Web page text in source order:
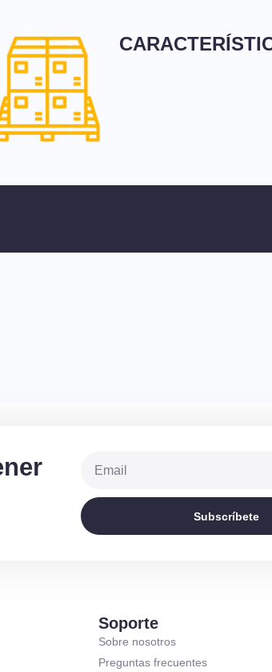
Subscríbete
Soporte
Sobre nosotros
Preguntas frecuentes